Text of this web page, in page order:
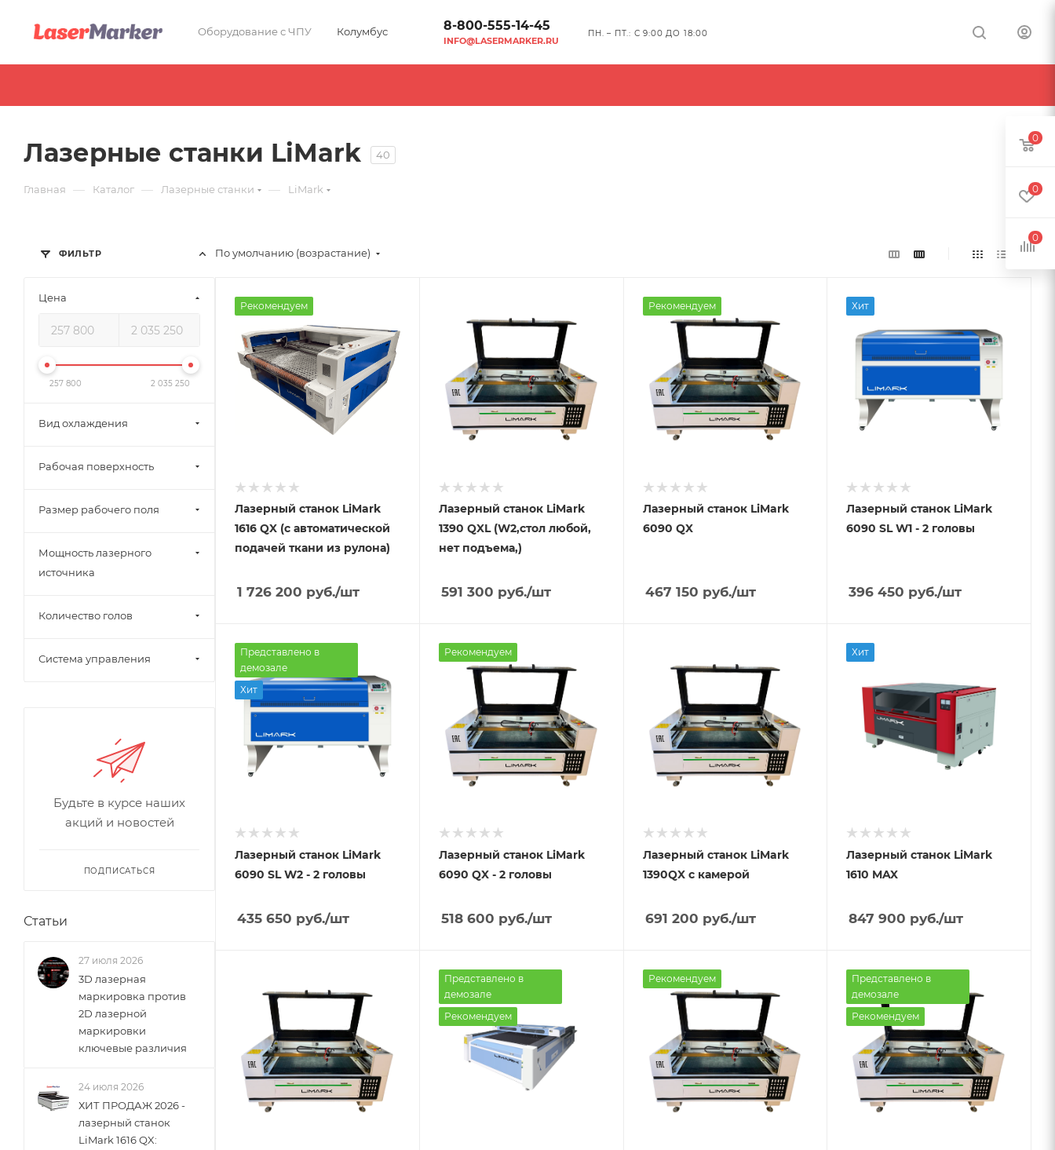
Оборудование с ЧПУ Колумбус 8-800-555-14-45
INFO@LASERMARKER.RU
ПН. – ПТ.: С 9:00 ДО 18:00
Лазерные станки LiMark 40
Главная — Каталог — Лазерные станки — LiMark
По умолчанию (возрастание)
Рекомендуем
Лазерный станок LiMark
1616 QX (с автоматической
подачей ткани из рулона)
1 726 200 руб./шт
Лазерный станок LiMark
1390 QXL (W2,стол любой,
нет подъема,)
591 300 руб./шт
Рекомендуем
Лазерный станок LiMark
6090 QX
467 150 руб./шт
Хит
Лазерный станок LiMark
6090 SL W1 - 2 головы
396 450 руб./шт
Представлено в
демозале
Хит
Лазерный станок LiMark
6090 SL W2 - 2 головы
435 650 руб./шт
Рекомендуем
Лазерный станок LiMark
6090 QX - 2 головы
518 600 руб./шт
Лазерный станок LiMark
1390QX с камерой
691 200 руб./шт
Хит
Лазерный станок LiMark
1610 MAX
847 900 руб./шт
Представлено в
демозале
Рекомендуем
Рекомендуем
Представлено в
демозале
Рекомендуем
ФИЛЬТР
Цена
257 800 2 035 250
Вид охлаждения
Рабочая поверхность
Размер рабочего поля
Мощность лазерного
источника
Количество голов
Система управления
Будьте в курсе наших
акций и новостей
ПОДПИСАТЬСЯ
Статьи
27 июля 2026
3D лазерная
маркировка против
2D лазерной
маркировки
ключевые различия
24 июля 2026
ХИТ ПРОДАЖ 2026 -
лазерный станок
LiMark 1616 QX:
0
0
0